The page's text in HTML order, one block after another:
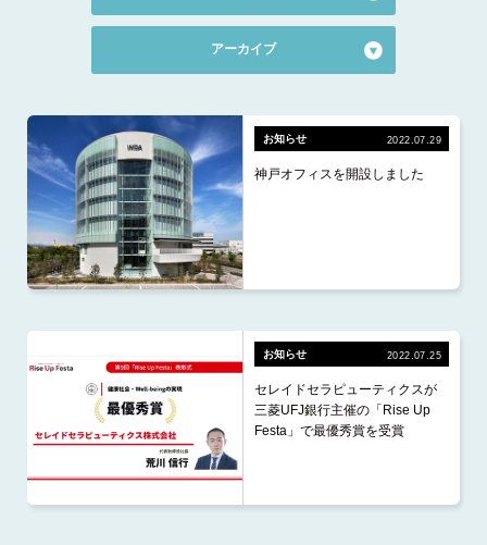
のカテゴリーを表示する
資金調達
イベント
研究開発
プレスリリース
アーカイブ
2026.6 (1)
2026.5 (2)
2026.4 (3)
2026.3 (2)
2026.2 (1)
2026.1 (2)
2025.12 (2)
2025.11 (3)
2025.10 (4)
2025.9 (4)
お知らせ 2022.07.29
神戸オフィスを開設しました
お知らせ 2022.07.25
セレイドセラピューティクスが
三菱UFJ銀行主催の「Rise Up
Festa」で最優秀賞を受賞